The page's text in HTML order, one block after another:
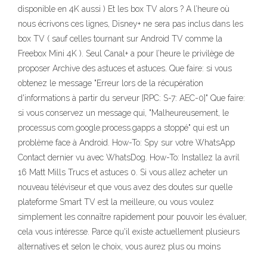
disponible en 4K aussi ) Et les box TV alors ? A l’heure où
nous écrivons ces lignes, Disney+ ne sera pas inclus dans les
box TV ( sauf celles tournant sur Android TV comme la
Freebox Mini 4K ). Seul Canal+ a pour l’heure le privilège de
proposer Archive des astuces et astuces. Que faire: si vous
obtenez le message "Erreur lors de la récupération
d'informations à partir du serveur [RPC: S-7: AEC-0]" Que faire:
si vous conservez un message qui, "Malheureusement, le
processus com.google.process.gapps a stoppé" qui est un
problème face à Android. How-To: Spy sur votre WhatsApp
Contact dernier vu avec WhatsDog. How-To: Installez la avril
16 Matt Mills Trucs et astuces 0. Si vous allez acheter un
nouveau téléviseur et que vous avez des doutes sur quelle
plateforme Smart TV est la meilleure, ou vous voulez
simplement les connaître rapidement pour pouvoir les évaluer,
cela vous intéresse. Parce qu'il existe actuellement plusieurs
alternatives et selon le choix, vous aurez plus ou moins